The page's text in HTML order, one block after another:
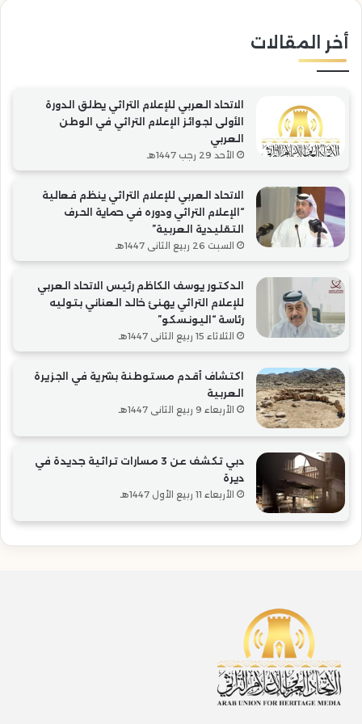
أخر المقالات
الاتحاد العربي للإعلام التراثي يطلق الدورة
الأولى لجوائز الإعلام التراثي في الوطن
العربي
الأحد 29 رجب 1447هـ
الاتحاد العربي للإعلام التراثي ينظم فعالية
“الإعلام التراثي ودوره في حماية الحرف
التقليدية العربية”
السبت 26 ربيع الثاني 1447هـ
الدكتور يوسف الكاظم رئيس الاتحاد العربي
للإعلام التراثي يهنئ خالد العناني بتوليه
رئاسة “اليونسكو”
الثلاثاء 15 ربيع الثاني 1447هـ
اكتشاف أقدم مستوطنة بشرية في الجزيرة
العربية
الأربعاء 9 ربيع الثاني 1447هـ
دبي تكشف عن 3 مسارات تراثية جديدة في
ديرة
الأربعاء 11 ربيع الأول 1447هـ